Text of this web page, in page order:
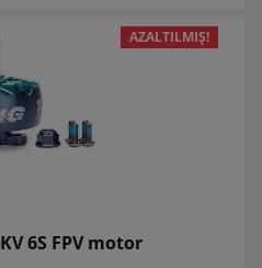
AZALTILMIŞ!
6S FPV motor